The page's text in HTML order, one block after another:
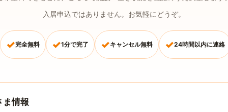
入居申込ではありません。お気軽にどうぞ。
✓完全無料 ✓1分で完了 ✓キャンセル無料 ✓24時間以内に連絡
ま情報